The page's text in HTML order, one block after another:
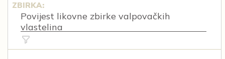
ZBIRKA:
Povijest likovne zbirke valpovačkih
vlastelina